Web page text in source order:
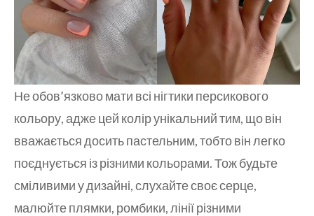
Не обов’язково мати всі нігтики персикового
кольору, адже цей колір унікальний тим, що він
вважається досить пастельним, тобто він легко
поєднується із різними кольорами. Тож будьте
сміливими у дизайні, слухайте своє серце,
малюйте плямки, ромбики, лінії різними